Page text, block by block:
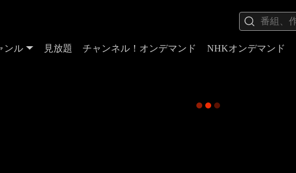
ンル 見放題 チャンネル！オンデマンド NHKオンデマンド